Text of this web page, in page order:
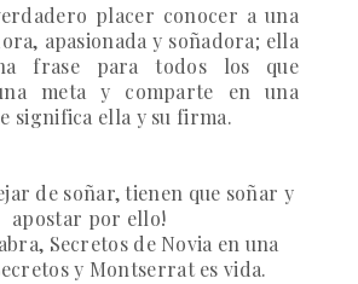
placer conocer a una
apasionada y soñadora; ella
frase para todos los que
meta y comparte en una
significa ella y su firma.
de soñar, tienen que soñar y
apostar por ello!
Secretos de Novia en una
y Montserrat es vida.